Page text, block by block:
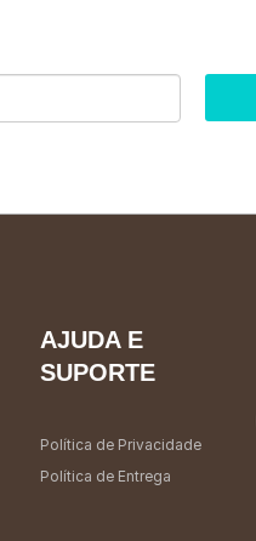
AJUDA E
SUPORTE
Política de Privacidade
Política de Entrega